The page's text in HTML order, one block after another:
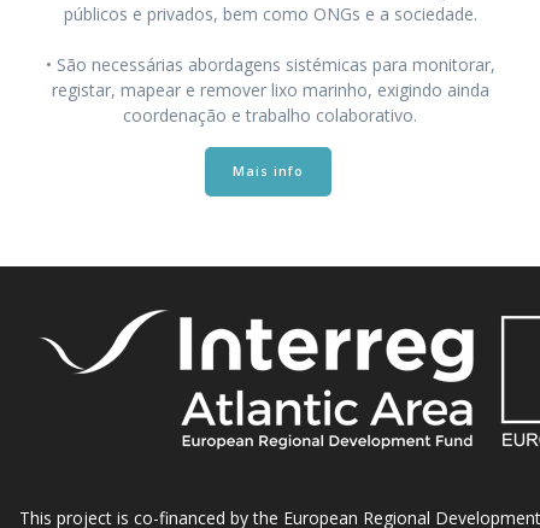
públicos e privados, bem como ONGs e a sociedade.
• São necessárias abordagens sistémicas para monitorar,
registar, mapear e remover lixo marinho, exigindo ainda
coordenação e trabalho colaborativo.
Mais info
This project is co-financed by the European Regional